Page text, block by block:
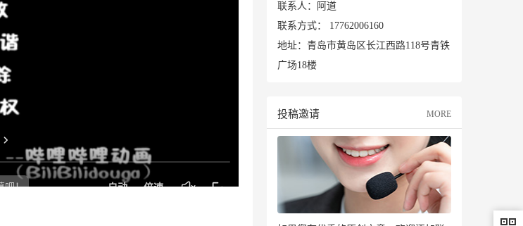
联系人：阿道
联系方式： 17762006160
地址：青岛市黄岛区长江西路118号青铁
广场18楼
投稿邀请 MORE